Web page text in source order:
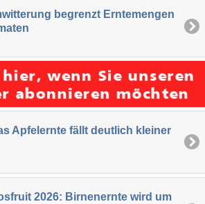
begrenzt Erntemengen
Apfelernte fällt deutlich kleiner
2026: Birnenernte wird um